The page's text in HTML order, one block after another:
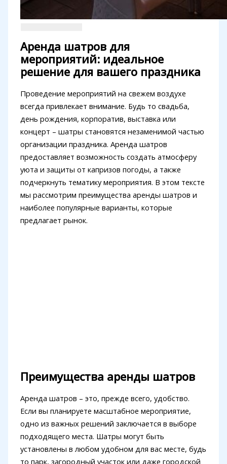
Аренда шатров для
мероприятий: идеальное
решение для вашего праздника
Проведение мероприятий на свежем воздухе
всегда привлекает внимание. Будь то свадьба,
день рождения, корпоратив, выставка или
концерт – шатры становятся незаменимой частью
организации праздника. Аренда шатров
предоставляет возможность создать атмосферу
уюта и защиты от капризов погоды, а также
подчеркнуть тематику мероприятия. В этом тексте
мы рассмотрим преимущества аренды шатров и
наиболее популярные варианты, которые
предлагает рынок.
Преимущества аренды шатров
Аренда шатров – это, прежде всего, удобство.
Если вы планируете масштабное мероприятие,
одно из важных решений заключается в выборе
подходящего места. Шатры могут быть
установлены в любом удобном для вас месте, будь
то парк, загородный участок или даже городской